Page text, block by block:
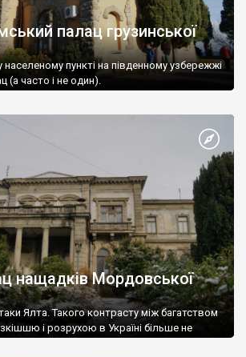
палац грузинської
пункті на південному узбережжі
(а часто і не один).
нащадків Мордовської
Ялта. Такого контрасту між багатством
і розрухою в Україні більше не